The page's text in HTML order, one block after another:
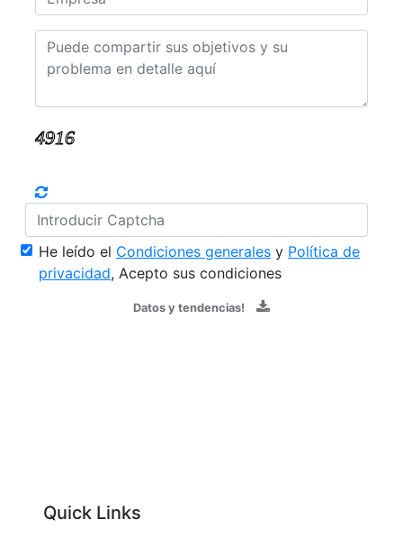
He leído el Condiciones generales y Política de
privacidad, Acepto sus condiciones
Datos y tendencias!
Quick Links